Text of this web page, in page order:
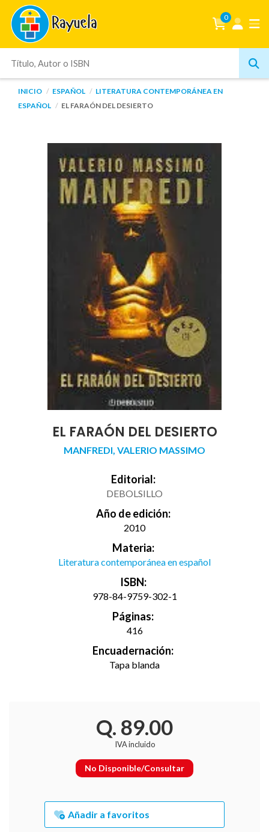
0
INICIO ESPAÑOL
LITERATURA CONTEMPORÁNEA EN
ESPAÑOL
EL FARAÓN DEL DESIERTO
EL FARAÓN DEL DESIERTO
MANFREDI, VALERIO MASSIMO
Editorial:
DEBOLSILLO
Año de edición:
2010
Materia:
Literatura contemporánea en español
ISBN:
978-84-9759-302-1
Páginas:
416
Encuadernación:
Tapa blanda
Q. 89.00
IVA incluido
No Disponible/Consultar
Añadir a favoritos